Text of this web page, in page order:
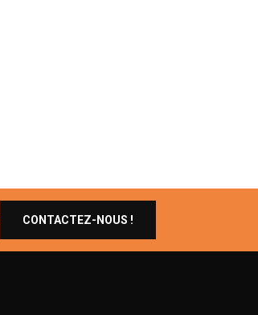
CONTACTEZ-NOUS !